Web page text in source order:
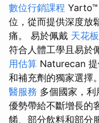
數位行銷課程 Yarto™
位，從而提供深度放
痛。 易於佩戴 天花
符合人體工學且易於
用估算 Naturecan
和補充劑的獨家選擇
醫服務 多個國家，
優勢帶給不斷增長的
餚、部分飲料和部分